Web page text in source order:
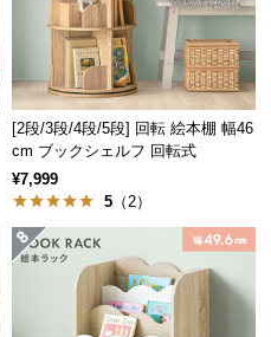
[2段/3段/4段/5段] 回転 絵本棚 幅46
cm ブックシェルフ 回転式
¥7,999
5 （2）